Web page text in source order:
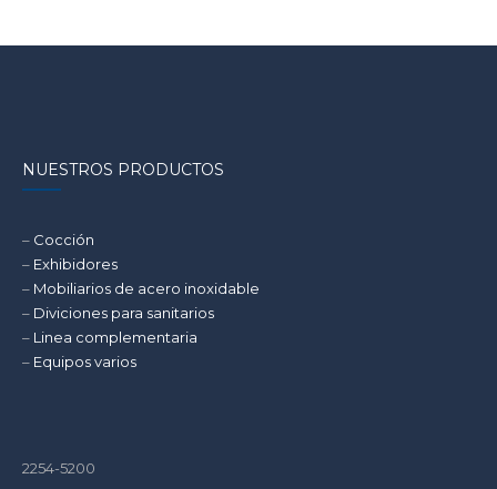
NUESTROS PRODUCTOS
– Cocción
– Exhibidores
– Mobiliarios de acero inoxidable
– Diviciones para sanitarios
– Linea complementaria
– Equipos varios
2254-5200